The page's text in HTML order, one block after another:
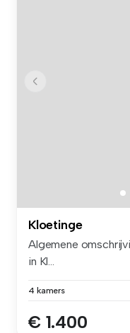
Kloetinge
Algemene
in Kl...
4 kamers
€ 1.400